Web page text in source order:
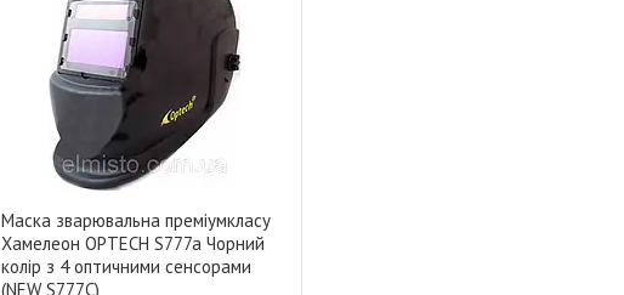
Маска зварювальна преміумкласу
Хамелеон OPTECH S777a Чорний
колір з 4 оптичними сенсорами
(NEW S777C)